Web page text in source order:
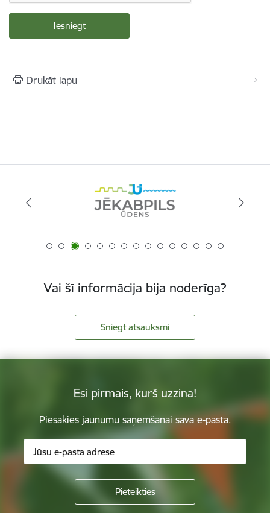
Drukāt lapu
Vai šī informācija bija noderīga?
Sniegt atsauksmi
Esi pirmais, kurš uzzina!
Piesakies jaunumu saņemšanai savā e-pastā.